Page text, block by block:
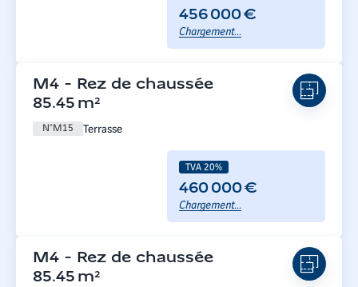
456 000 €
Chargement...
M4 - Rez de chaussée
85.45 m²
N°M15 Terrasse
TVA 20%
460 000 €
Chargement...
M4 - Rez de chaussée
85.45 m²